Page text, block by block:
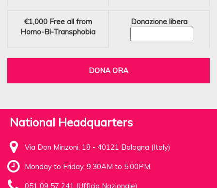
€1,000 Free all from
Homo-Bi-Transphobia
Donazione libera
DONA ORA
National Headquarters
Via Don Minzoni, 18 - 40121 Bologna (Italy)
Monday to Friday, 9.30AM to 5.00PM
051 09 57 241 (Ufficio Nazionale)